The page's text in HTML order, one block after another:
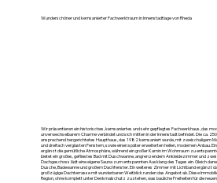
Wunderschöner und kernsanierter Fachwerktraum in Innenstadtlage von Rheda
Wir präsentieren ein historisches, kernsaniertes und sehr gepflegtes Fachwerkhaus, das
unverwechselbarem Charme verbindet und sich mitten in der Innenstadt befindet. Die ca.
ansprechend hergerichtetes Haupthaus, das 1982 kernsaniert wurde, mit zweischaligem
und dreifach verglasten Fenstern, sowie einen später erweiterten hellen, modernen Anbau.
ergänzt die gemütliche Atmosphäre, während ein großer Kamin im Wohnraum zu
bietet ein großes, gefliestes Bad mit Duschwanne, angrenzendem Ankleidezimmer und zwei
Dachgeschoss lädt eine eigene Sauna zum entspannten Ausklang des Tages ein. Gleich
Dusche, Badewanne und großem Dachfenster. Ein weiteres Zimmer mit Lichtband ergänzt
großzügige Dachterrasse mit wunderbaren Weitblick runden das Angebot ab. Diese
Region, ohne komplett unter Denkmalschutz zu stehen, was bauliche Freiheiten für die